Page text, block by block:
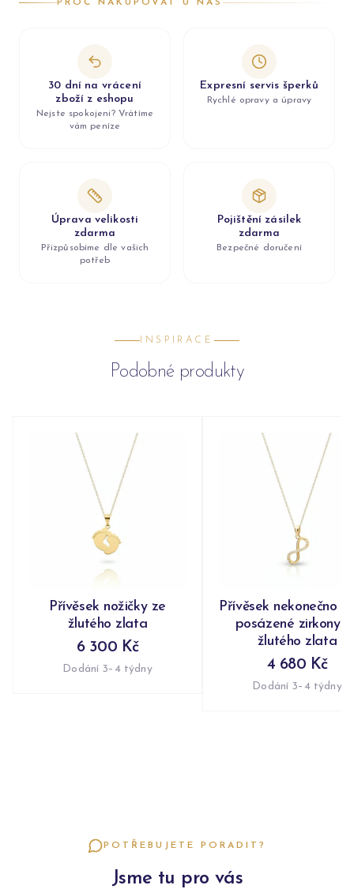
PROČ NAKUPOVAT U NÁS
30 dní na vrácení
zboží z eshopu
Nejste spokojeni? Vrátíme
vám peníze
Expresní servis šperků
Rychlé opravy a úpravy
Úprava velikosti
zdarma
Přizpůsobíme dle vašich
potřeb
Pojištění zásilek
zdarma
Bezpečné doručení
INSPIRACE
Podobné produkty
Přívěsek nožičky ze
žlutého zlata
6 300 Kč
Dodání 3–4 týdny
Přívěsek nekonečno
posázené zirkony
žlutého zlata
4 680 Kč
Dodání 3–4 týdny
POTŘEBUJETE PORADIT?
Jsme tu pro vás